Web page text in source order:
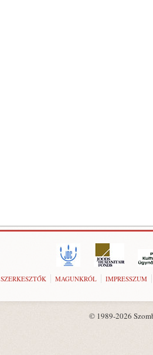
SZERKESZTŐK MAGUNKRÓL IMPRESSZUM
© 1989-2026